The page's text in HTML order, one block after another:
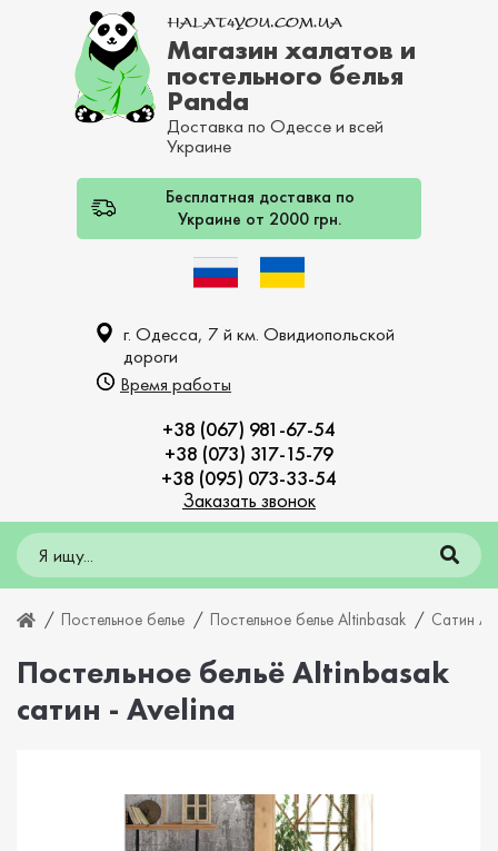
Магазин халатов и
постельного белья
Panda
Доставка по Одессе и всей
Украине
Бесплатная доставка по
Украине от 2000 грн.
г. Одесса, 7 й км. Овидиопольской
дороги
Время работы
+38 (067) 981-67-54
+38 (073) 317-15-79
+38 (095) 073-33-54
Заказать звонок
Постельное белье Постельное белье Altinbasak Сатин
Постельное бельё Altinbasak
сатин - Avelina